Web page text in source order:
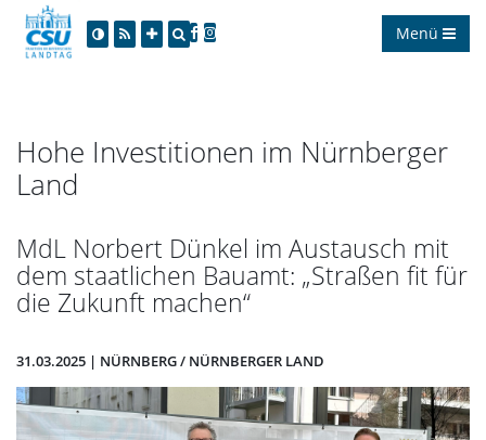
Menü
Hohe Investitionen im Nürnberger
Land
MdL Norbert Dünkel im Austausch mit
dem staatlichen Bauamt: „Straßen fit für
die Zukunft machen“
31.03.2025 | NÜRNBERG / NÜRNBERGER LAND